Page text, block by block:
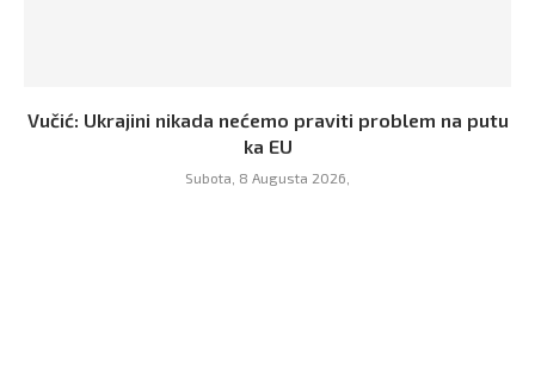
Vučić: Ukrajini nikada nećemo praviti problem na putu
ka EU
Subota, 8 Augusta 2026,